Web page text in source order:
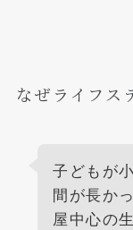
なぜライフス
子どもが
間が長か
屋中心の